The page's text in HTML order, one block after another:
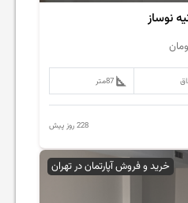
87متر
228 روز پیش
خرید و فروش آپارتمان در تهران